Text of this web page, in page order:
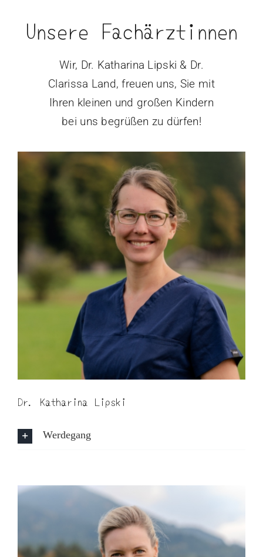
Unsere Fachärztinnen
Wir, Dr. Katharina Lipski & Dr.
Clarissa Land, freuen uns, Sie mit
Ihren kleinen und großen Kindern
bei uns begrüßen zu dürfen!
Dr. Katharina Lipski
Werdegang